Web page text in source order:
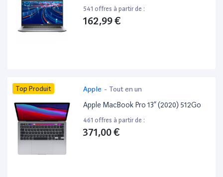
541 offres à partir de :
162,99 €
Top Produit Apple - Tout en un
Apple MacBook Pro 13” (2020) 512Go
461 offres à partir de :
371,00 €